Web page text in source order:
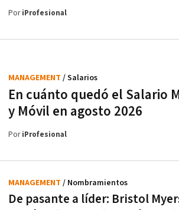
PoriProfesional
En cuánto quedó el Salario
y Móvil en agosto 2026
MANAGEMENT / Salarios
PoriProfesional
De pasante a líder: Bristol
MANAGEMENT / Nombramientos